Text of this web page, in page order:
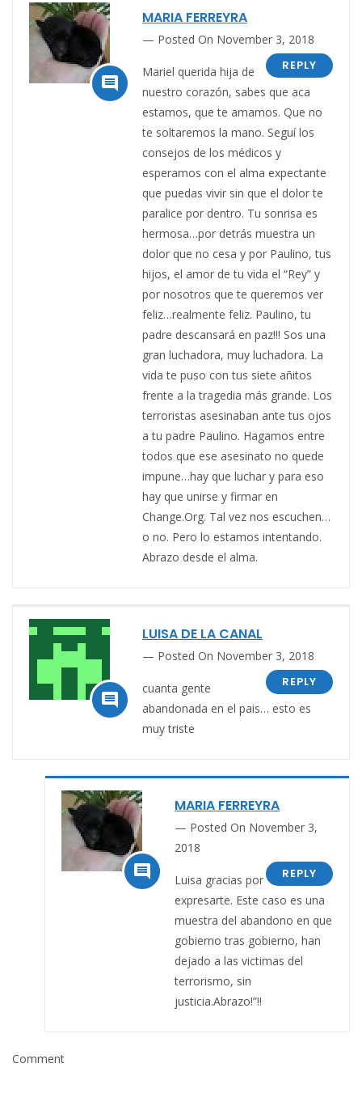

MARIA FERREYRA
Posted On November 3, 2018
REPLY
Mariel querida hija de
nuestro corazón, sabes que aca
estamos, que te amamos. Que no
te soltaremos la mano. Seguí los
consejos de los médicos y
esperamos con el alma expectante
que puedas vivir sin que el dolor te
paralice por dentro. Tu sonrisa es
hermosa…por detrás muestra un
dolor que no cesa y por Paulino, tus
hijos, el amor de tu vida el “Rey” y
por nosotros que te queremos ver
feliz…realmente feliz. Paulino, tu
padre descansará en paz!!! Sos una
gran luchadora, muy luchadora. La
vida te puso con tus siete añitos
frente a la tragedia más grande. Los
terroristas asesinaban ante tus ojos
a tu padre Paulino. Hagamos entre
todos que ese asesinato no quede
impune…hay que luchar y para eso
hay que unirse y firmar en
Change.Org. Tal vez nos escuchen…
o no. Pero lo estamos intentando.
Abrazo desde el alma.

LUISA DE LA CANAL
Posted On November 3, 2018
REPLY
cuanta gente
abandonada en el pais… esto es
muy triste

MARIA FERREYRA
Posted On November 3,
2018
REPLY
Luisa gracias por
expresarte. Este caso es una
muestra del abandono en que
gobierno tras gobierno, han
dejado a las victimas del
terrorismo, sin
justicia.Abrazo!”!!
Comment